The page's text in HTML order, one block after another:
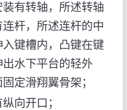
有转轴，所述转轴
杆，所述连杆的中
键槽内，凸键在键
水下平台的轻外
定滑翔翼骨架；
向开口；